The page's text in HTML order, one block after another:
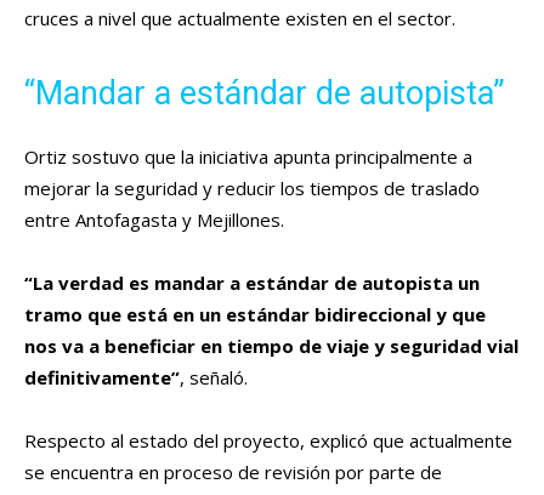
cruces a nivel que actualmente existen en el sector.
“Mandar a estándar de autopista”
Ortiz sostuvo que la iniciativa apunta principalmente a
mejorar la seguridad y reducir los tiempos de traslado
entre Antofagasta y Mejillones.
“La verdad es mandar a estándar de autopista un
tramo que está en un estándar bidireccional y que
nos va a beneficiar en tiempo de viaje y seguridad vial
definitivamente”, señaló.
Respecto al estado del proyecto, explicó que actualmente
se encuentra en proceso de revisión por parte de